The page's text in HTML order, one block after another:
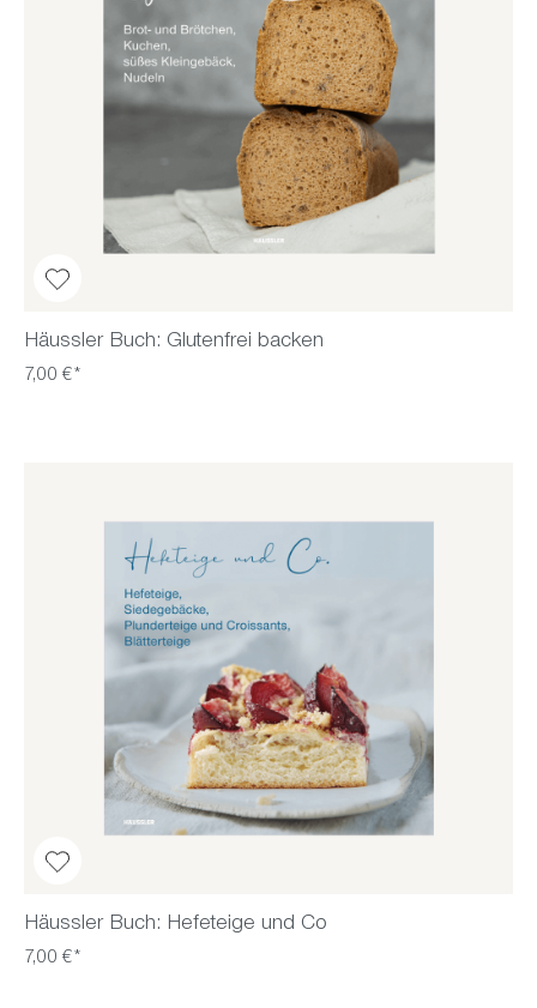
Häussler Buch: Glutenfrei backen
7,00 €*
Häussler Buch: Hefeteige und Co
7,00 €*